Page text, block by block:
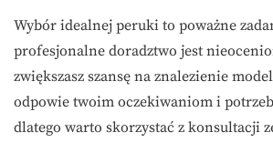
Wybór idealnej peruki to poważne
profesjonalne doradztwo jest
zwiększasz szansę na znalezienie
odpowie twoim oczekiwaniom i
dlatego warto skorzystać z konsultacji